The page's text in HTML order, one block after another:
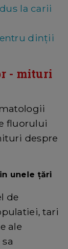
la carii
dinții
- mituri
fluorului
despre
unele țări
de
tari
ale